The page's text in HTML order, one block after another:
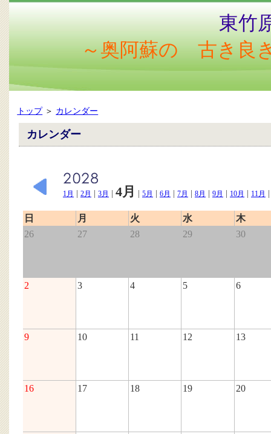
東竹
～奥阿蘇の 古き良
トップ＞ カレンダー
カレンダー
1月 | 2月 | 3月 | 4月 | 5月 | 6月 | 7月 | 8月 | 9月 | 10月 | 11月
日 月 火 水
木
26
27 28 29 30
2 3 4 5 6
9 10 11 12 13
16 17 18 19 20